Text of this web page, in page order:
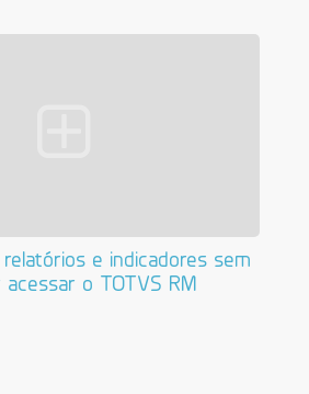
relatórios e indicadores sem
acessar o TOTVS RM